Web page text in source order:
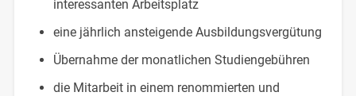
interessanten Arbeitsplatz
eine jährlich ansteigende Ausbildungsvergütung
Übernahme der monatlichen Studiengebühren
die Mitarbeit in einem renommierten und